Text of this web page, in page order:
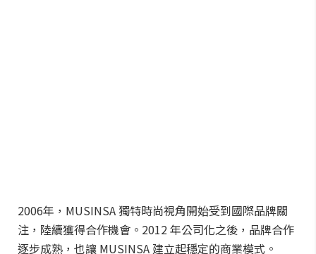
2006年，MUSINSA 獨特時尚視角開始受到國際品牌關
注，陸續獲得合作機會。2012 年公司化之後，品牌合作
逐步成熟，也讓 MUSINSA 建立起穩定的商業模式。